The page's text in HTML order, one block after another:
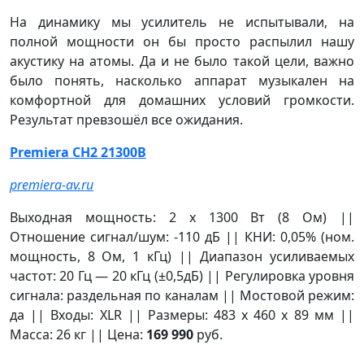
На динамику мы усилитель не испытывали, на
полной мощности он бы просто распылил нашу
акустику на атомы. Да и не было такой цели, важно
было понять, насколько аппарат музыкален на
комфортной для домашних условий громкости.
Результат превзошёл все ожидания.
Premiera CH2 21300B
premiera-av.ru
Выходная мощность: 2 x 1300 Вт (8 Ом) ||
Отношение сигнал/шум: -110 дБ || КНИ: 0,05% (ном.
мощность, 8 Ом, 1 кГц) || Диапазон усиливаемых
частот: 20 Гц — 20 кГц (±0,5дБ) || Регулировка уровня
сигнала: раздельная по каналам || Мостовой режим:
да || Входы: XLR || Размеры: 483 х 460 х 89 мм ||
Масса: 26 кг || Цена: 169 990 руб.